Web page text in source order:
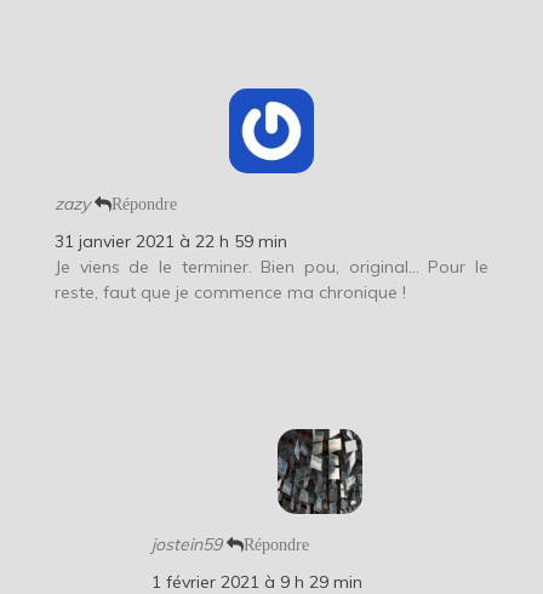
zazy Répondre
31 janvier 2021 à 22 h 59 min
Je viens de le terminer. Bien pou, original… Pour le
reste, faut que je commence ma chronique !
jostein59 Répondre
1 février 2021 à 9 h 29 min